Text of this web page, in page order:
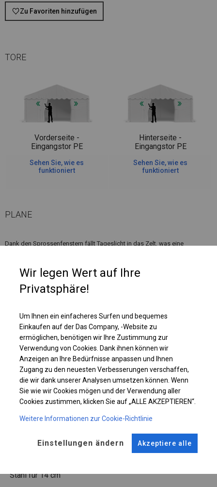
Zu Favoriten hinzufügen
TORE
Vorderseite -
Eingangstor PE
Sehen Sie, wie es
funktioniert
Hinterseite -
Eingangstor PE
Sehen Sie, wie es
funktioniert
PLANE
Dank den Sprossenfenstern fällt Tageslicht in das Zelt, was eine
Einzelheiten ansehen
Plane ändern
KONSTRUKTION
WINTER
Stahl ca.fi 50 mm Stahl ca.fi 54 mm
Stahlfür 14 cm
Wir legen Wert auf Ihre
Privatsphäre!
Um Ihnen ein einfacheres Surfen und bequemes
Einkaufen auf der Das Company, -Website zu
ermöglichen, benötigen wir Ihre Zustimmung zur
Verwendung von Cookies. Dank ihnen können wir
Anzeigen an Ihre Bedürfnisse anpassen und Ihnen
Zugang zu den neuesten Verbesserungen verschaffen,
die wir dank unserer Analysen umsetzen können. Wenn
Sie wie wir Cookies mögen und der Verwendung aller
Cookies zustimmen, klicken Sie auf „ALLE AKZEPTIEREN“.
Weitere Informationen zur Cookie-Richtlinie
Einstellungen ändern Akzeptiere alle